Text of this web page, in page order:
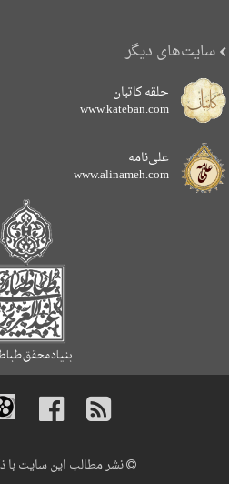
سایت‌های دیگر
حلقه کاتبان
www.kateban.com
علی‌نامه
www.alinameh.com
نشر مطالب این سایت با